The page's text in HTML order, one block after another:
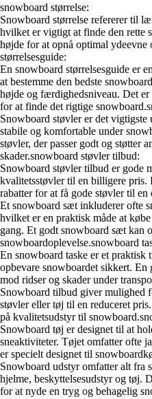
snowboard størrelse:
Snowboard størrelse refererer til
hvilket er vigtigt at finde den rette
højde for at opnå optimal
størrelsesguide:
En snowboard størrelsesguide er
at bestemme den bedste
højde og færdighedsniveau. Det
for at finde det rigtige
Snowboard støvler er det vigtigste
stabile og komfortable under
støvler, der passer godt og støtter
skader.snowboard støvler tilbud:
Snowboard støvler tilbud er gode
kvalitetsstøvler til en billigere
rabatter for at få gode støvler til
Et snowboard sæt inkluderer ofte
hvilket er en praktisk måde at
gang. Et godt snowboard sæt kan
snowboardoplevelse.snowboard
En snowboard taske er et praktisk
opbevare snowboardet sikkert. En
mod ridser og skader under
Snowboard tilbud giver mulighed
støvler eller tøj til en reduceret
på kvalitetsudstyr til
Snowboard tøj er designet til at
sneaktiviteter. Tøjet omfatter ofte
er specielt designet til
Snowboard udstyr omfatter alt fra
hjelme, beskyttelsesudstyr og tøj.
for at nyde en tryg og behagelig